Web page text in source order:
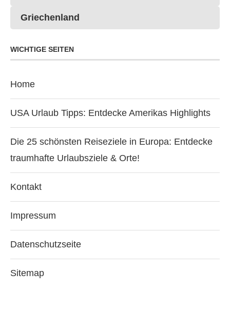
Griechenland
WICHTIGE SEITEN
Home
USA Urlaub Tipps: Entdecke Amerikas Highlights
Die 25 schönsten Reiseziele in Europa: Entdecke
traumhafte Urlaubsziele & Orte!
Kontakt
Impressum
Datenschutzseite
Sitemap